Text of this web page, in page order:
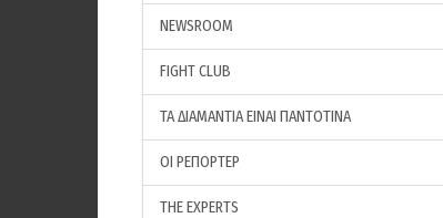
NEWSROOM
FIGHT CLUB
ΤΑ ΔΙΑΜΑΝΤΙΑ ΕΙΝΑΙ ΠΑΝΤΟΤΙΝΑ
ΟΙ ΡΕΠΟΡΤΕΡ
THE EXPERTS